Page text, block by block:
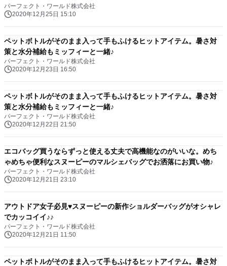
パーフェクト・ワールド株式会社
2020年12月25日 15:10
ペットボトルがそのまま入って手もふけるヒットアイテム。暑さ対
策と水分補給もミッフィーと一緒♪
パーフェクト・ワールド株式会社
2020年12月23日 16:50
ペットボトルがそのまま入って手もふけるヒットアイテム。暑さ対
策と水分補給もミッフィーと一緒♪
パーフェクト・ワールド株式会社
2020年12月22日 21:50
エコバッグ買うならずっと使える丈夫で高機能なのがいいな。めち
ゃめちゃ便利なスヌーピーのマルシェバッグでお洒落にお買い物♪
パーフェクト・ワールド株式会社
2020年12月21日 23:10
アウトドア女子必見♥スヌーピーの新作ショルダーバッグがオシャレ
でカッコイイ♪♪
パーフェクト・ワールド株式会社
2020年12月21日 11:50
ペットボトルがそのまま入って手もふけるヒットアイテム。暑さ対